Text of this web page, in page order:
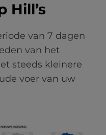
Hill’s
van 7 dagen
van het
steeds kleinere
voer van uw